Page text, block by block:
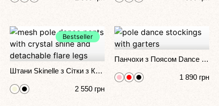
Bestseller
Штани Skinelle з Сітки з Камінням 2 в 1 для Pole Dance, Exotic та Сценічних Виступів
2 550 грн
Панчохи з Поясом Dance Emotion з Підтяжками для Pole Dance, Exotic та Сценічних Виступів
1 890 грн